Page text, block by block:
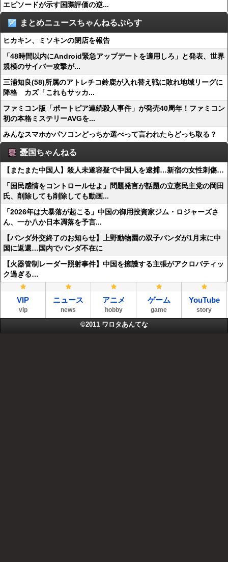
エピソードが示す国際評価の逆...
まとめニュースちゃんねるぷらす
ヒカキン、ミソキンの閉店を報告
「48時間以内にAndroid緊急アップデートを適用しろ」と発表、世界
規模のサイバー攻撃が...
三浦知良(58)所属のアトレチコ鈴鹿が入れ替え戦に敗れ地域リーグに
降格 カズ「これもサッカ...
ファミコン版「ポートピア連続殺人事件」が発売40周年！ファミコン
初の本格ミステリーAVGを...
みんなスマホかパソコンどっちか選べって言われたらどっち取る？
憂国ちゃんねる
【またまた中国人】殺人未遂容疑で中国人を逮捕…新宿の女性刺傷…
「国民感情をコントロールせよ」問題発言が話題の立憲民主党の岡田
氏、削除しても削除しても動画...
「2026年は大暴落が起こる」中国の御用投資家ジム・ロジャーズさ
ん、一か八か日本凋落を予言...
【パンダ外交終了のお知らせ】上野動物園の双子パンダが1月末に中
国に返還…国内でパンダ不在に
【火器管制レーダー照射事件】中国を擁護する主張がアクロバティッ
ク過ぎる…
VIP
vip
ニュース
news
アニメ
hobby
ゲーム
game
YouTube
story
©2011 ワロタあんてな